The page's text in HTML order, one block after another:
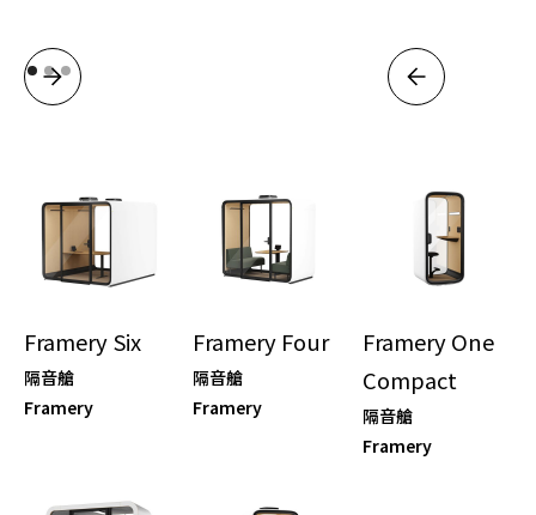
Framery Six
隔音艙
Framery
Framery Four
隔音艙
Framery
Framery One
Compact
隔音艙
Framery